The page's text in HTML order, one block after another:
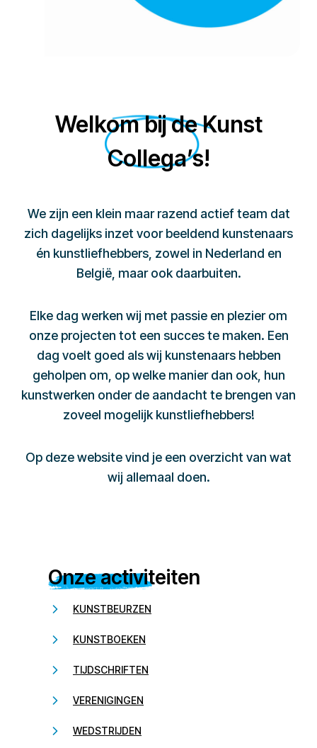
Welkom bij de Kunst
Collega’s!
We zijn een klein maar razend actief team dat
zich dagelijks inzet voor beeldend kunstenaars
én kunstliefhebbers, zowel in Nederland en
België, maar ook daarbuiten.
Elke dag werken wij met passie en plezier om
onze projecten tot een succes te maken. Een
dag voelt goed als wij kunstenaars hebben
geholpen om, op welke manier dan ook, hun
kunstwerken onder de aandacht te brengen van
zoveel mogelijk kunstliefhebbers!
Op deze website vind je een overzicht van wat
wij allemaal doen.
Onze activiteiten
KUNSTBEURZEN
KUNSTBOEKEN
TIJDSCHRIFTEN
VERENIGINGEN
WEDSTRIJDEN